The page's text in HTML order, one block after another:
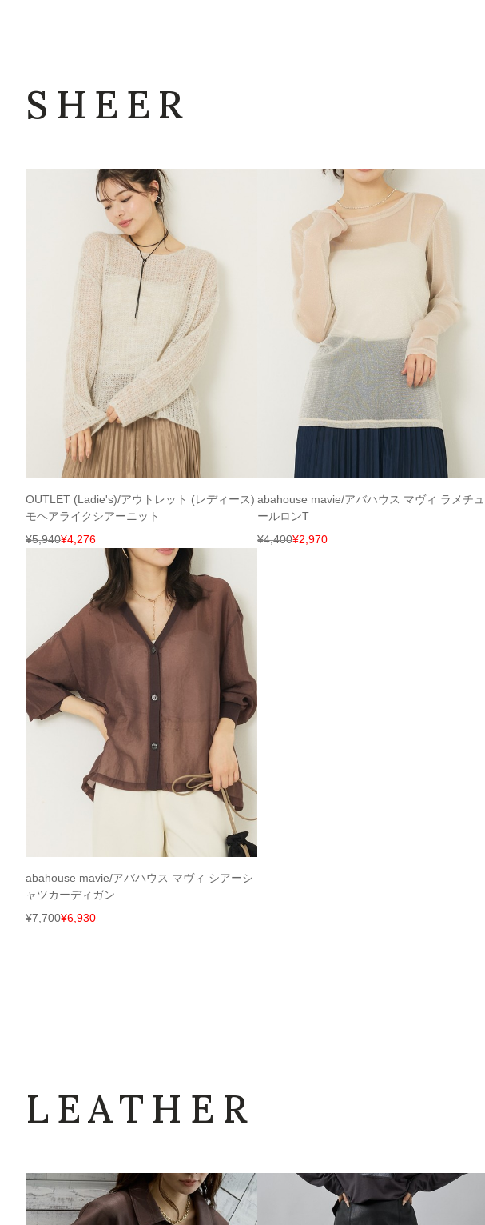
SHEER
OUTLET (Ladie's)/アウトレット (レディース)
モヘアライクシアーニット
¥5,940¥4,276
abahouse mavie/アバハウス マヴィ ラメチュ
ールロンT
¥4,400¥2,970
abahouse mavie/アバハウス マヴィ シアーシ
ャツカーディガン
¥7,700¥6,930
LEATHER